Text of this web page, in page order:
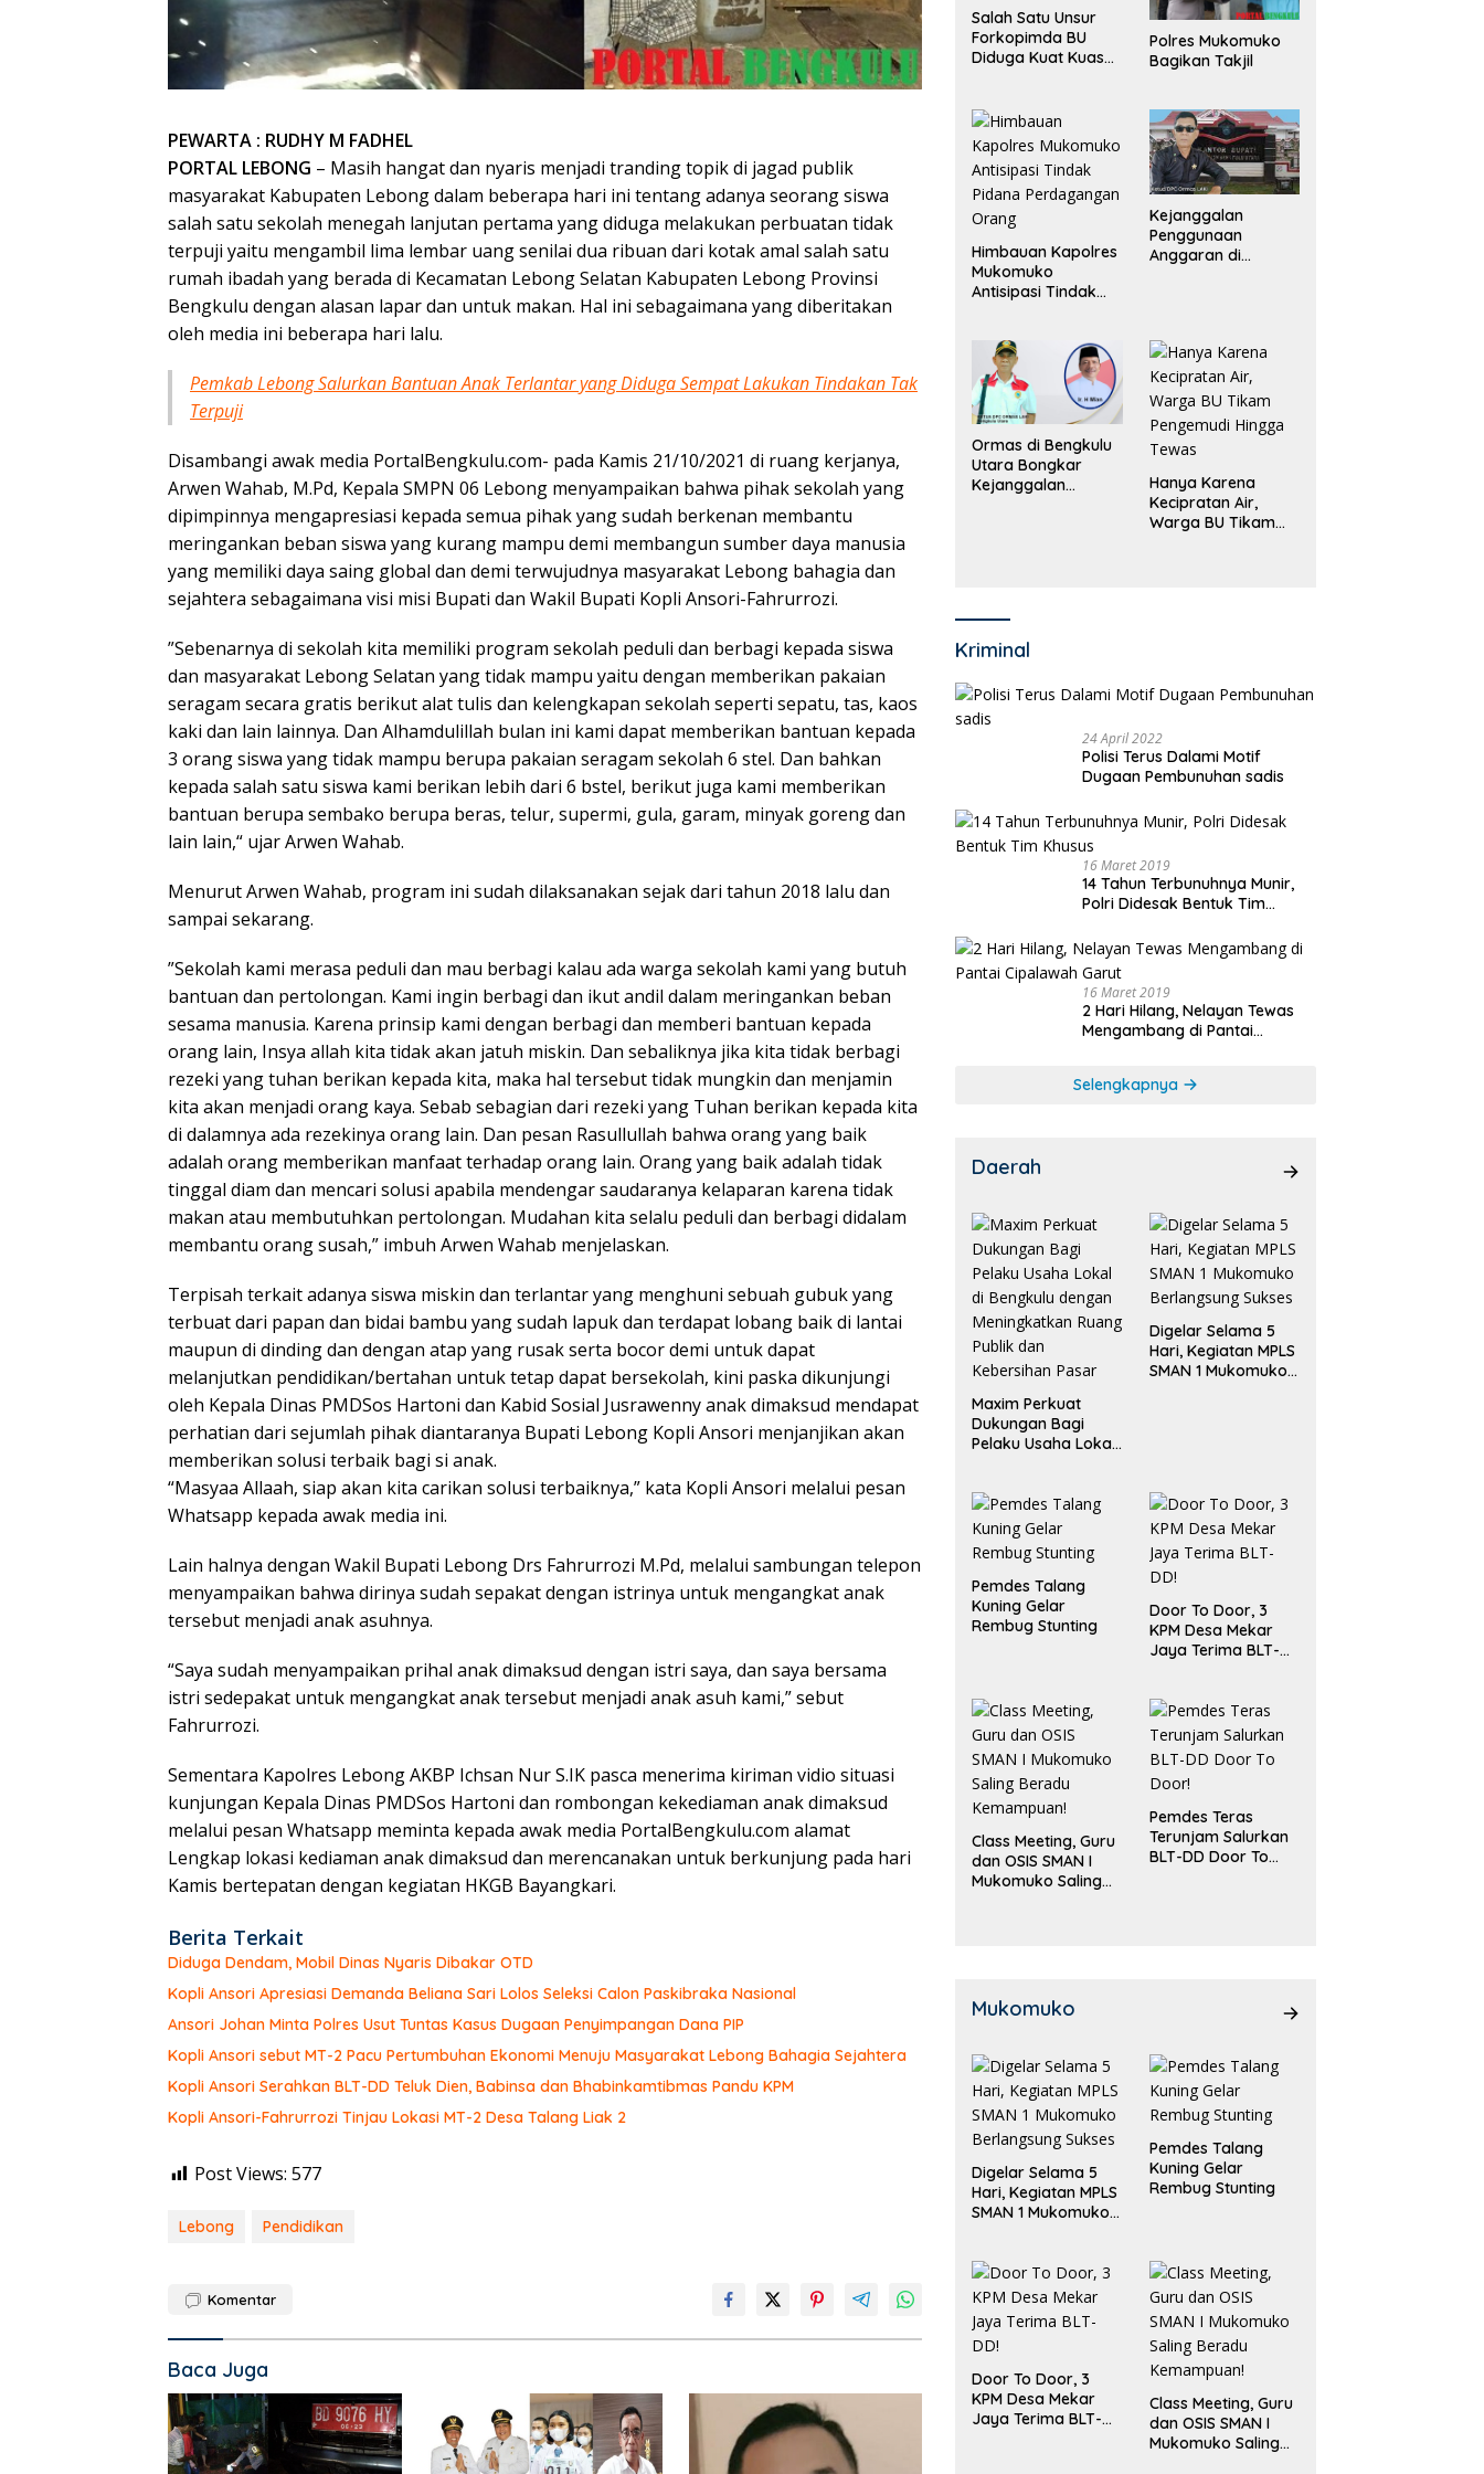
PEWARTA : RUDHY M FADHEL
PORTAL LEBONG – Masih hangat dan nyaris menjadi tranding topik di jagad publik
masyarakat Kabupaten Lebong dalam beberapa hari ini tentang adanya seorang siswa
salah satu sekolah menegah lanjutan pertama yang diduga melakukan perbuatan tidak
terpuji yaitu mengambil lima lembar uang senilai dua ribuan dari kotak amal salah satu
rumah ibadah yang berada di Kecamatan Lebong Selatan Kabupaten Lebong Provinsi
Bengkulu dengan alasan lapar dan untuk makan. Hal ini sebagaimana yang diberitakan
oleh media ini beberapa hari lalu.
Pemkab Lebong Salurkan Bantuan Anak Terlantar yang Diduga Sempat Lakukan Tindakan Tak
Terpuji
Disambangi awak media PortalBengkulu.com- pada Kamis 21/10/2021 di ruang kerjanya,
Arwen Wahab, M.Pd, Kepala SMPN 06 Lebong menyampaikan bahwa pihak sekolah yang
dipimpinnya mengapresiasi kepada semua pihak yang sudah berkenan membantu
meringankan beban siswa yang kurang mampu demi membangun sumber daya manusia
yang memiliki daya saing global dan demi terwujudnya masyarakat Lebong bahagia dan
sejahtera sebagaimana visi misi Bupati dan Wakil Bupati Kopli Ansori-Fahrurrozi.
”Sebenarnya di sekolah kita memiliki program sekolah peduli dan berbagi kepada siswa
dan masyarakat Lebong Selatan yang tidak mampu yaitu dengan memberikan pakaian
seragam secara gratis berikut alat tulis dan kelengkapan sekolah seperti sepatu, tas, kaos
kaki dan lain lainnya. Dan Alhamdulillah bulan ini kami dapat memberikan bantuan kepada
3 orang siswa yang tidak mampu berupa pakaian seragam sekolah 6 stel. Dan bahkan
kepada salah satu siswa kami berikan lebih dari 6 bstel, berikut juga kami memberikan
bantuan berupa sembako berupa beras, telur, supermi, gula, garam, minyak goreng dan
lain lain,“ ujar Arwen Wahab.
Menurut Arwen Wahab, program ini sudah dilaksanakan sejak dari tahun 2018 lalu dan
sampai sekarang.
”Sekolah kami merasa peduli dan mau berbagi kalau ada warga sekolah kami yang butuh
bantuan dan pertolongan. Kami ingin berbagi dan ikut andil dalam meringankan beban
sesama manusia. Karena prinsip kami dengan berbagi dan memberi bantuan kepada
orang lain, Insya allah kita tidak akan jatuh miskin. Dan sebaliknya jika kita tidak berbagi
rezeki yang tuhan berikan kepada kita, maka hal tersebut tidak mungkin dan menjamin
kita akan menjadi orang kaya. Sebab sebagian dari rezeki yang Tuhan berikan kepada kita
di dalamnya ada rezekinya orang lain. Dan pesan Rasullullah bahwa orang yang baik
adalah orang memberikan manfaat terhadap orang lain. Orang yang baik adalah tidak
tinggal diam dan mencari solusi apabila mendengar saudaranya kelaparan karena tidak
makan atau membutuhkan pertolongan. Mudahan kita selalu peduli dan berbagi didalam
membantu orang susah,” imbuh Arwen Wahab menjelaskan.
Terpisah terkait adanya siswa miskin dan terlantar yang menghuni sebuah gubuk yang
terbuat dari papan dan bidai bambu yang sudah lapuk dan terdapat lobang baik di lantai
maupun di dinding dan dengan atap yang rusak serta bocor demi untuk dapat
melanjutkan pendidikan/bertahan untuk tetap dapat bersekolah, kini paska dikunjungi
oleh Kepala Dinas PMDSos Hartoni dan Kabid Sosial Jusrawenny anak dimaksud mendapat
perhatian dari sejumlah pihak diantaranya Bupati Lebong Kopli Ansori menjanjikan akan
memberikan solusi terbaik bagi si anak.
“Masyaa Allaah, siap akan kita carikan solusi terbaiknya,” kata Kopli Ansori melalui pesan
Whatsapp kepada awak media ini.
Lain halnya dengan Wakil Bupati Lebong Drs Fahrurrozi M.Pd, melalui sambungan telepon
menyampaikan bahwa dirinya sudah sepakat dengan istrinya untuk mengangkat anak
tersebut menjadi anak asuhnya.
“Saya sudah menyampaikan prihal anak dimaksud dengan istri saya, dan saya bersama
istri sedepakat untuk mengangkat anak tersebut menjadi anak asuh kami,” sebut
Fahrurrozi.
Sementara Kapolres Lebong AKBP Ichsan Nur S.IK pasca menerima kiriman vidio situasi
kunjungan Kepala Dinas PMDSos Hartoni dan rombongan kekediaman anak dimaksud
melalui pesan Whatsapp meminta kepada awak media PortalBengkulu.com alamat
Lengkap lokasi kediaman anak dimaksud dan merencanakan untuk berkunjung pada hari
Kamis bertepatan dengan kegiatan HKGB Bayangkari.
Berita Terkait
Diduga Dendam, Mobil Dinas Nyaris Dibakar OTD
Kopli Ansori Apresiasi Demanda Beliana Sari Lolos Seleksi Calon Paskibraka Nasional
Ansori Johan Minta Polres Usut Tuntas Kasus Dugaan Penyimpangan Dana PIP
Kopli Ansori sebut MT-2 Pacu Pertumbuhan Ekonomi Menuju Masyarakat Lebong Bahagia Sejahtera
Kopli Ansori Serahkan BLT-DD Teluk Dien, Babinsa dan Bhabinkamtibmas Pandu KPM
Kopli Ansori-Fahrurrozi Tinjau Lokasi MT-2 Desa Talang Liak 2
Post Views: 577
Lebong Pendidikan
Komentar
Baca Juga
Salah Satu Unsur
Forkopimda BU
Diduga Kuat Kuasai
Laki Lapor
Kejagung
Polres Mukomuko
Bagikan Takjil
Himbauan Kapolres
Mukomuko
Antisipasi Tindak
Orang
Kejanggalan
Penggunaan
Anggaran di
Ormas di Bengkulu
Utara Bongkar
Kejanggalan
Hanya Karena
Kecipratan Air,
Warga BU Tikam
Kriminal
24 April 2022
Polisi Terus Dalami Motif
Dugaan Pembunuhan sadis
16 Maret 2019
14 Tahun Terbunuhnya Munir,
Polri Didesak Bentuk Tim
16 Maret 2019
2 Hari Hilang, Nelayan Tewas
Mengambang di Pantai
Selengkapnya
Daerah
Maxim Perkuat
Dukungan Bagi
Pelaku Usaha Lokal
Ruang Publik dan
Kebersihan Pasar
Digelar Selama 5
Hari, Kegiatan MPLS
SMAN 1 Mukomuko
Pemdes Talang
Kuning Gelar
Rembug Stunting
Door To Door, 3
KPM Desa Mekar
Jaya Terima BLT-
Class Meeting, Guru
dan OSIS SMAN I
Mukomuko Saling
Pemdes Teras
Terunjam Salurkan
BLT-DD Door To
Mukomuko
Digelar Selama 5
Hari, Kegiatan MPLS
SMAN 1 Mukomuko
Pemdes Talang
Kuning Gelar
Rembug Stunting
Door To Door, 3
KPM Desa Mekar
Jaya Terima BLT-
Class Meeting, Guru
dan OSIS SMAN I
Mukomuko Saling